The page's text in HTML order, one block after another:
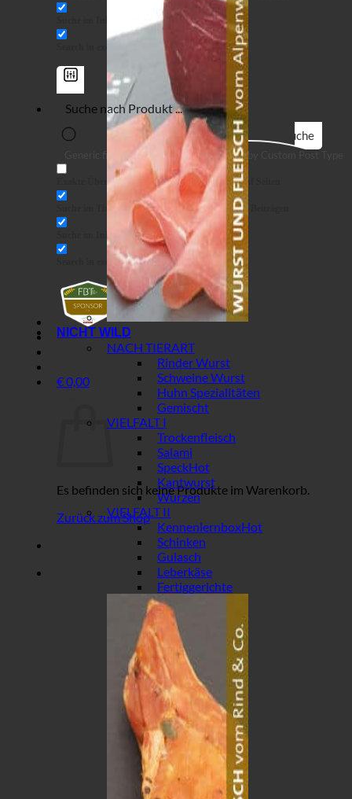
Suche
Exakte Übereinstimmung
Suche im Inhalt
Search in excerpt
Filter by Custom Post Type
Suche auf Seiten
Suche in Beiträgen
€0,00
Es befinden sich keine Produkte im Warenkorb.
Zurück zum Shop
NICHT WILD
NACH TIERART
Rinder Wurst
Schweine Wurst
Huhn Spezialitäten
Gemischt
VIELFALT I
Trockenfleisch
Salami
Speck
Kantwurst
Wurzen
VIELFALT II
Kennenlernbox
Schinken
Gulasch
Leberkäse
Fertiggerichte